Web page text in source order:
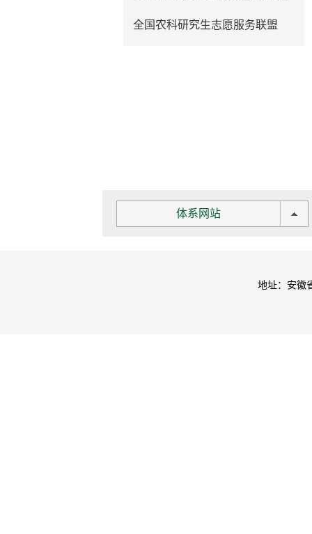
​全国农科研究生志愿服务联盟
体系网站
地址：安徽